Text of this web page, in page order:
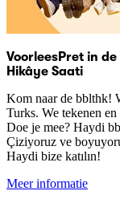
VoorleesPret in
Hikâye Saati
Kom naar de bblthk!
Turks. We tekenen
Doe je mee? Haydi
Çiziyoruz ve
Haydi bize katılın!
Meer informatie